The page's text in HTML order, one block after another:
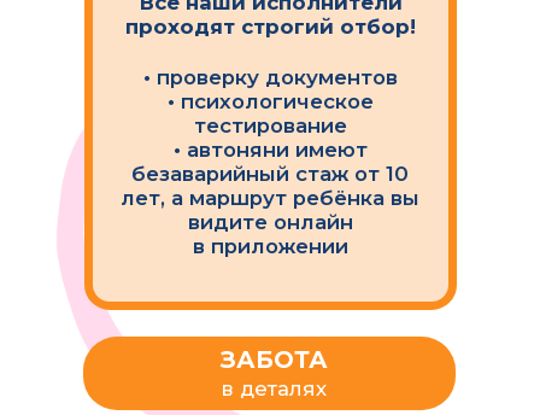
Мы являемся официальным
социальным предприятием,
которое помогает и улучшает
качество жизни населения
8000
семей по всей России и с
каждым днем их становится
все больше!
22
Сервис Мультиняня работает
более чем в 22 городах России
объединяя востребованные
едином цифровом